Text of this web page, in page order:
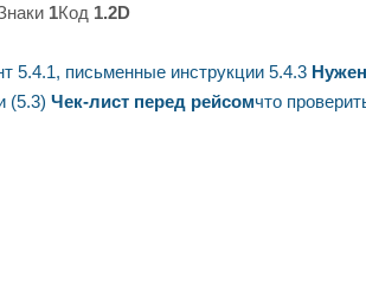
1Код 1.2D
5.4.1, письменные инструкции 5.4.3
(5.3) Чек-лист перед рейсомчто